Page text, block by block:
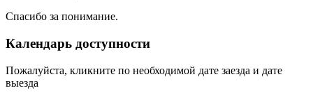
Спасибо за понимание.
Календарь доступности
Пожалуйста, кликните по необходимой дате заезда и дате
выезда